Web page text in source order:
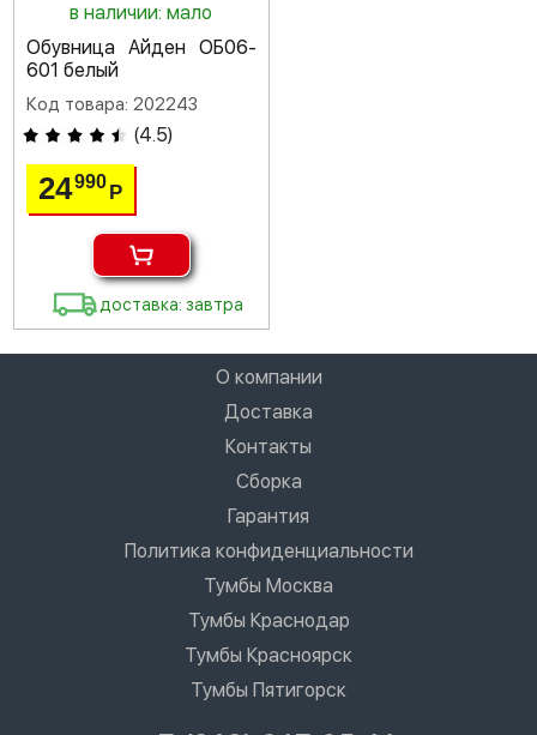
в наличии: мало
Обувница Айден ОБ06-
601 белый
Код товара: 202243
(4.5)
24990Р
доставка: завтра
О компании
Доставка
Контакты
Сборка
Гарантия
Политика конфиденциальности
Тумбы Москва
Тумбы Краснодар
Тумбы Красноярск
Тумбы Пятигорск